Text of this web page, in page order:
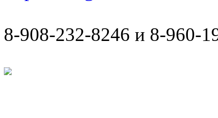
8-908-232-8246 и 8-960-